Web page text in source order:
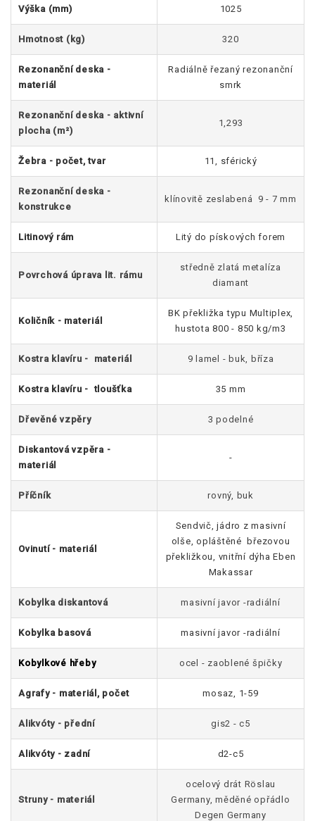
Výška (mm) 1025
Hmotnost (kg) 320
Rezonanční deska -
materiál
Radiálně řezaný rezonanční
smrk
Rezonanční deska - aktivní
plocha (m²)
1,293
Žebra - počet, tvar 11, sférický
Rezonanční deska -
konstrukce
klínovitě zeslabená 9 - 7 mm
Litinový rám Litý do pískových forem
Povrchová úprava lit. rámu
středně zlatá metalíza
diamant
Količník - materiál
BK překližka typu Multiplex,
hustota 800 - 850 kg/m3
Kostra klavíru - materiál 9 lamel - buk, bříza
Kostra klavíru - tloušťka 35 mm
Dřevěné vzpěry 3 podelné
Diskantová vzpěra -
materiál
-
Příčník rovný, buk
Ovinutí - materiál
Sendvič, jádro z masivní
olše, opláštěné březovou
překližkou, vnitřní dýha Eben
Makassar
Kobylka diskantová masivní javor -radiální
Kobylka basová masivní javor -radiální
Kobylkové hřeby ocel - zaoblené špičky
Agrafy - materiál, počet mosaz, 1-59
Alikvóty - přední gis2 - c5
Alikvóty - zadní d2-c5
Struny - materiál
ocelový drát Röslau
Germany, měděné opřádlo
Degen Germany